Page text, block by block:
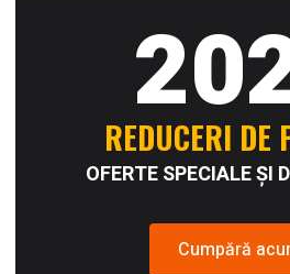
REDUCERI DE
OFERTE SPECIALE ȘI
Cumpără